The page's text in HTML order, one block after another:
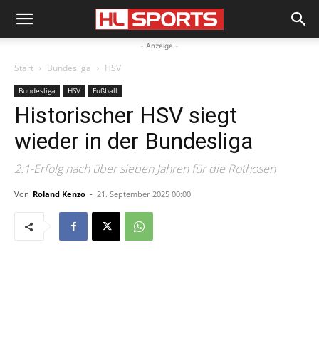
- Anzeige -
Start Bundesliga HSV
Bundesliga HSV Fußball
Historischer HSV siegt
wieder in der Bundesliga
2:1-Erfolg nach über sieben Jahren für die Rothosen
Von Roland Kenzo - 21. September 2025 00:00